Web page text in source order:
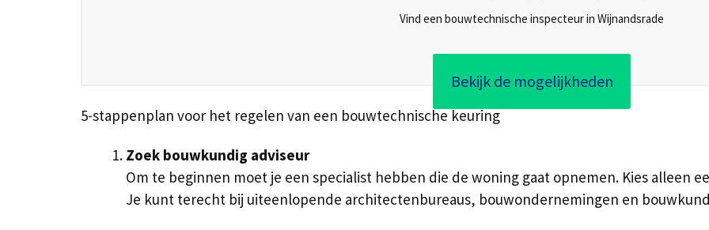
Vind een bouwtechnische inspecteur in Wijnandsrade
Bekijk de mogelijkheden
5-stappenplan voor het regelen van een bouwtechnische keuring
Zoek bouwkundig adviseur
Om te beginnen moet je een specialist hebben die de woning gaat opnemen. Kies alleen
Je kunt terecht bij uiteenlopende architectenbureaus, bouwondernemingen en